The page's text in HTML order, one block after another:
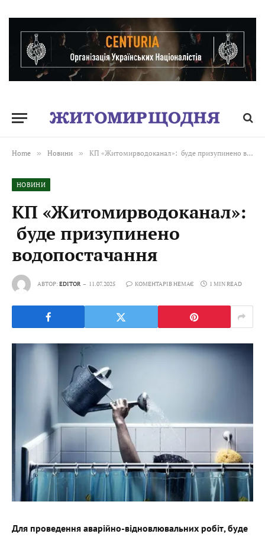
Home » Новини » КП «Житомирводоканал»: буде призупинено водопостачання
НОВИНИ
КП «Житомирводоканал»:
буде призупинено
водопостачання
АВТОР:EDITOR 11.07.2025 КОМЕНТАРІВ НЕМАЄ 1 MIN READ
Для проведення аварійно-відновлювальних робіт, буде